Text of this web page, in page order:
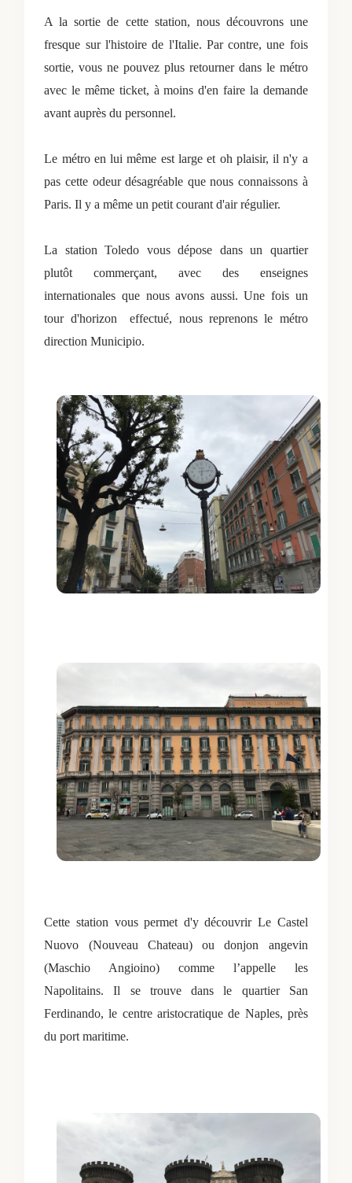
A la sortie de cette station, nous découvrons une
fresque sur l'histoire de l'Italie. Par contre, une fois
sortie, vous ne pouvez plus retourner dans le métro
avec le même ticket, à moins d'en faire la demande
avant auprès du personnel.
Le métro en lui même est large et oh plaisir, il n'y a
pas cette odeur désagréable que nous connaissons à
Paris. Il y a même un petit courant d'air régulier.
La station Toledo vous dépose dans un quartier
plutôt commerçant, avec des enseignes
internationales que nous avons aussi. Une fois un
tour d'horizon
effectué, nous reprenons le métro
direction Municipio.
Cette station vous permet d'y découvrir Le Castel
Nuovo (Nouveau Chateau) ou donjon angevin
(Maschio Angioino) comme l’appelle les
Napolitains. Il se trouve dans le quartier San
Ferdinando, le centre aristocratique de Naples, près
du port maritime.